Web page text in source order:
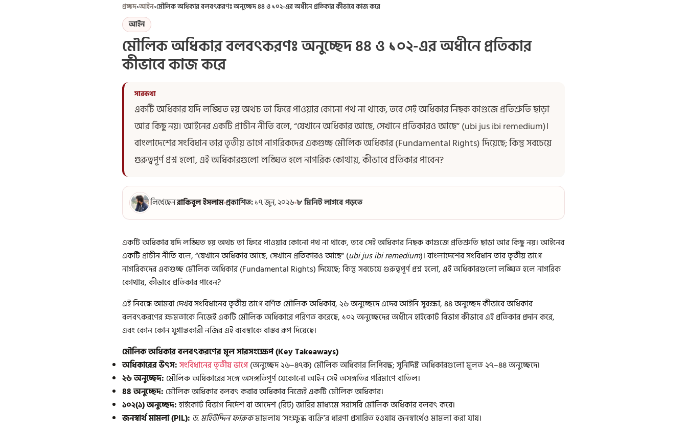
প্রচ্ছদ›আইন›মৌলিক অধিকার বলবৎকরণঃ অনুচ্ছেদ ৪৪ ও ১০২-এর অধীনে প্রতিকার কীভাবে কাজ করে
আইন
মৌলিক অধিকার বলবৎকরণঃ অনুচ্ছেদ ৪৪ ও ১০২-এর অধীনে প্রতিকার
কীভাবে কাজ করে
একটি অধিকার যদি লঙ্ঘিত হয় অথচ তা ফিরে পাওয়ার কোনো পথ না থাকে, তবে সেই অধিকার নিছক কাগুজে প্রতিশ্রুতি ছাড়া
আর কিছু নয়। আইনের একটি প্রাচীন নীতি বলে, “যেখানে অধিকার আছে, সেখানে প্রতিকারও আছে” (ubi jus ibi remedium)।
বাংলাদেশের সংবিধান তার তৃতীয় ভাগে নাগরিকদের একগুচ্ছ মৌলিক অধিকার (Fundamental Rights) দিয়েছে; কিন্তু সবচেয়ে
গুরুত্বপূর্ণ প্রশ্ন হলো, এই অধিকারগুলো লঙ্ঘিত হলে নাগরিক কোথায়, কীভাবে প্রতিকার পাবেন?
লিখেছেনরাকিবুল ইসলামপ্রকাশিত:১৭ জুন, ২০২৬৮ মিনিট লাগবে পড়তে
একটি অধিকার যদি লঙ্ঘিত হয় অথচ তা ফিরে পাওয়ার কোনো পথ না থাকে, তবে সেই অধিকার নিছক কাগুজে প্রতিশ্রুতি ছাড়া আর কিছু নয়। আইনের
একটি প্রাচীন নীতি বলে, “যেখানে অধিকার আছে, সেখানে প্রতিকারও আছে” (ubi jus ibi remedium)। বাংলাদেশের সংবিধান তার তৃতীয় ভাগে
নাগরিকদের একগুচ্ছ মৌলিক অধিকার (Fundamental Rights) দিয়েছে; কিন্তু সবচেয়ে গুরুত্বপূর্ণ প্রশ্ন হলো, এই অধিকারগুলো লঙ্ঘিত হলে নাগরিক
কোথায়, কীভাবে প্রতিকার পাবেন?
এই নিবন্ধে আমরা দেখব সংবিধানের তৃতীয় ভাগে বর্ণিত মৌলিক অধিকার, ২৬ অনুচ্ছেদে এদের আইনি সুরক্ষা, ৪৪ অনুচ্ছেদ কীভাবে অধিকার
বলবৎকরণের ক্ষমতাকে নিজেই একটি মৌলিক অধিকারে পরিণত করেছে, ১০২ অনুচ্ছেদের অধীনে হাইকোর্ট বিভাগ কীভাবে এই প্রতিকার প্রদান করে,
এবং কোন কোন যুগান্তকারী নজির এই ব্যবস্থাকে বাস্তব রূপ দিয়েছে।
মৌলিক অধিকার বলবৎকরণের মূল সারসংক্ষেপ (Key Takeaways)
অধিকারের উৎস:সংবিধানের তৃতীয় ভাগে(অনুচ্ছেদ ২৬–৪৭ক) মৌলিক অধিকার লিপিবদ্ধ; সুনির্দিষ্ট অধিকারগুলো মূলত ২৭–৪৪ অনুচ্ছেদে।
২৬ অনুচ্ছেদ: মৌলিক অধিকারের সঙ্গে অসঙ্গতিপূর্ণ যেকোনো আইন সেই অসঙ্গতির পরিমাণে বাতিল।
৪৪ অনুচ্ছেদ: মৌলিক অধিকার বলবৎ করার অধিকার নিজেই একটি মৌলিক অধিকার।
১০২(১) অনুচ্ছেদ:হাইকোর্ট বিভাগ নির্দেশ বা আদেশ (রিট) জারির মাধ্যমে সরাসরি মৌলিক অধিকার বলবৎ করে।
জনস্বার্থ মামলা (PIL): ড. মহিউদ্দিন ফারুকমামলায় ‘সংক্ষুব্ধ ব্যক্তি’র ধারণা প্রসারিত হওয়ায় জনস্বার্থেও মামলা করা যায়।